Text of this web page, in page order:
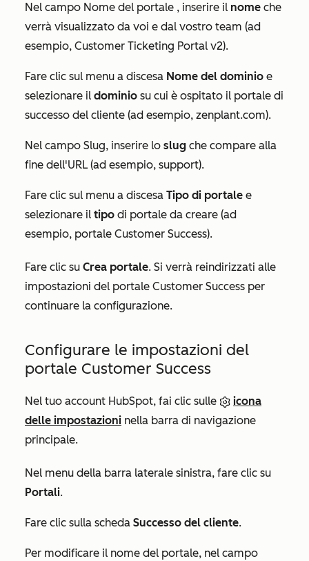
Nel campo Nome del portale , inserire il nome che
verrà visualizzato da voi e dal vostro team (ad
esempio, Customer Ticketing Portal v2).
Fare clic sul menu a discesa Nome del dominio e
selezionare il dominio su cui è ospitato il portale di
successo del cliente (ad esempio, zenplant.com).
Nel campo Slug, inserire lo slug che compare alla
fine dell'URL (ad esempio, support).
Fare clic sul menu a discesa Tipo di portale e
selezionare il tipo di portale da creare (ad
esempio, portale Customer Success).
Fare clic su Crea portale. Si verrà reindirizzati alle
impostazioni del portale Customer Success per
continuare la configurazione.
Configurare le impostazioni del
portale Customer Success
Nel tuo account HubSpot, fai clic sulle
icona
delle impostazioni nella barra di navigazione
principale.
Nel menu della barra laterale sinistra, fare clic su
Portali.
Fare clic sulla scheda Successo del cliente.
Per modificare il nome del portale, nel campo